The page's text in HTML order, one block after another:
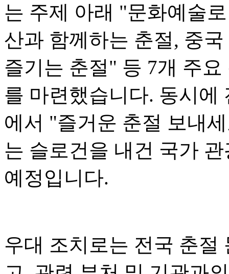
는 주제 아래 "문화예술
산과 함께하는 춘절, 중
즐기는 춘절" 등 7개 주
를 마련했습니다. 동시에
에서 "즐거운 춘절 보내
는 슬로건을 내건 국가
예정입니다.
우대 조치로는 전국 춘절